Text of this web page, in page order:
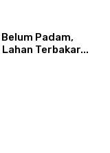
Padam,
Terbakar...